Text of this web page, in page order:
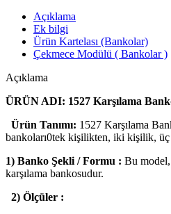
Açıklama
Ek bilgi
Ürün Kartelası (Bankolar)
Çekmece Modülü ( Bankolar )
Açıklama
ÜRÜN ADI: 1527 Karşılama
Ürün Tanımı: 1527 Karşılama
bankoları0tek kişilikten, iki kişilik,
1) Banko Şekli / Formu : Bu model,
karşılama bankosudur.
2) Ölçüler :